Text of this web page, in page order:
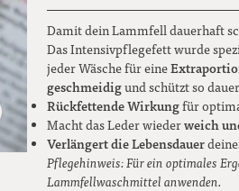
Damit dein Lammfell dauerhaft
Das Intensivpflegefett wurde
jeder Wäsche für eine
geschmeidigund schützt so
Rückfettende Wirkungfür
Macht das Leder wiederweich
Verlängert die Lebensdauer
Pflegehinweis: Für ein optimales
Lammfellwaschmittel anwenden.